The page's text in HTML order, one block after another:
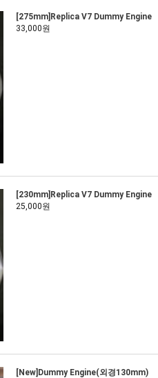
[275mm]Replica V7 Dummy Engine
33,000원
[230mm]Replica V7 Dummy Engine
25,000원
[New]Dummy Engine(외경130mm)